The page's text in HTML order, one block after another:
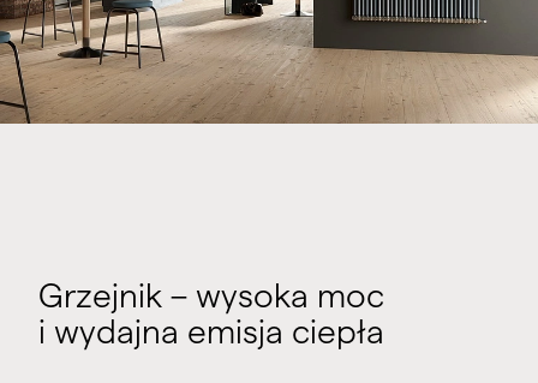
Grzejnik – wysoka moc
i wydajna emisja ciepła